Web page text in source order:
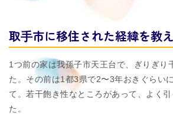
取⼿市に移住された経緯を教
1つ前の家は我孫子市天王台で、ぎりぎり
た。その前は1都3県で2〜3年おきぐらい
て。若⼲飽き性なところがあって、よく
た。